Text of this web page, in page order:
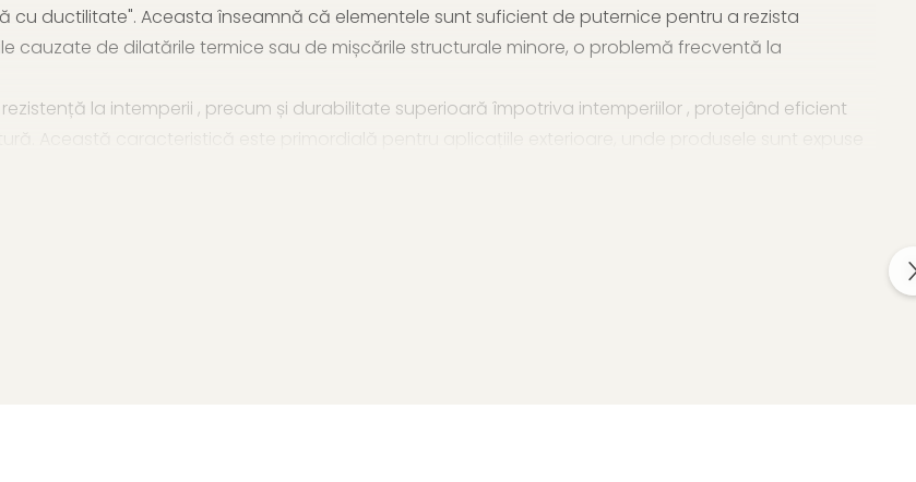
cu ductilitate". Aceasta înseamnă că elementele sunt suficient de puternice pentru a rezista
cauzate de dilatările termice sau de mișcările structurale minore, o problemă frecventă la
la intemperii , precum și durabilitate superioară împotriva intemperiilor , protejând eficient
Această caracteristică este primordială pentru aplicațiile exterioare, unde produsele sunt expuse
aliniindu-se valorilor contemporane de sustenabilitate și oferind o opțiune responsabilă pentru